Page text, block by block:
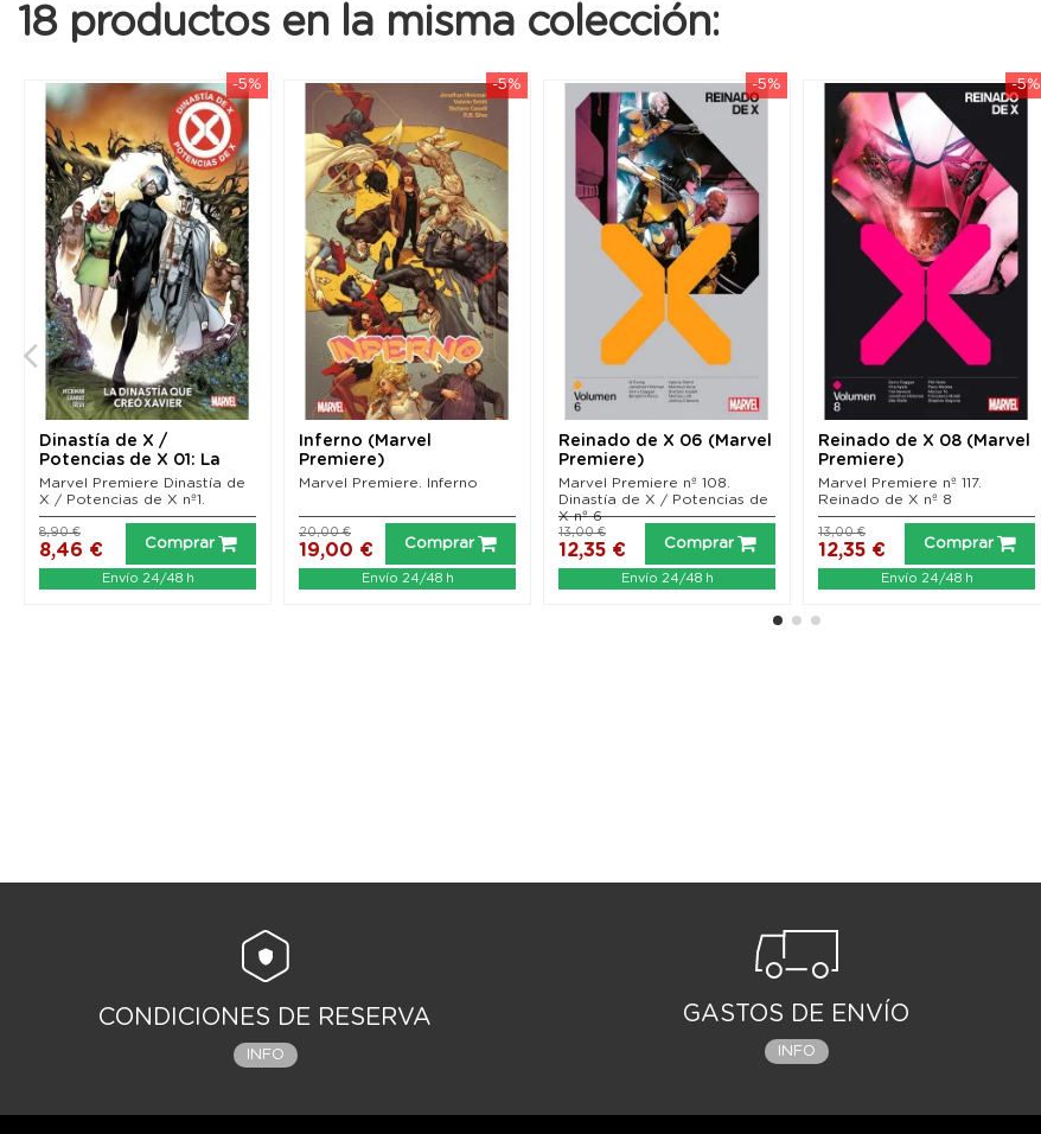
18 productos en la misma colección:
-5%
Dinastía de X /
Potencias de X 01: La
dinastía que creó...
Marvel Premiere Dinastía de
X / Potencias de X nº1.
8,46 €
8,90 €
Comprar
Envío 24/48 h
-5%
Inferno (Marvel
Premiere)
Marvel Premiere. Inferno
19,00 €
20,00 €
Comprar
Envío 24/48 h
-5%
Reinado de X 06 (Marvel
Premiere)
Marvel Premiere nº 108.
Dinastía de X / Potencias de
X nº 6
12,35 €
13,00 €
Comprar
Envío 24/48 h
-5%
Reinado de X 08 (Marvel
Premiere)
Marvel Premiere nº 117.
Reinado de X nº 8
12,35 €
13,00 €
Comprar
Envío 24/48 h
CONDICIONES DE RESERVA
INFO
GASTOS DE ENVÍO
INFO